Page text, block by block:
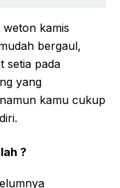
kamis
bergaul,
setia pada
yang
kamu cukup
?